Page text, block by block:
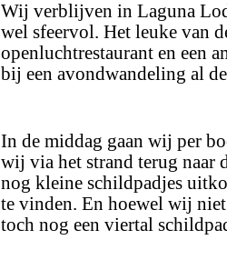
Wij verblijven in Laguna
wel sfeervol. Het leuke van
openluchtrestaurant en een
bij een avondwandeling al
In de middag gaan wij per
wij via het strand terug naar
nog kleine schildpadjes
te vinden. En hoewel wij
toch nog een viertal